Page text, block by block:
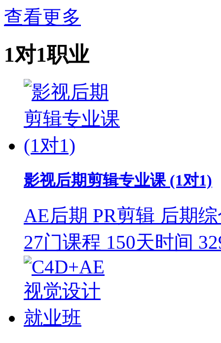
查看更多
1对1职业
影视后期剪辑专业课 (1对1)
AE后期 PR剪辑 后期
27门课程 150天时间